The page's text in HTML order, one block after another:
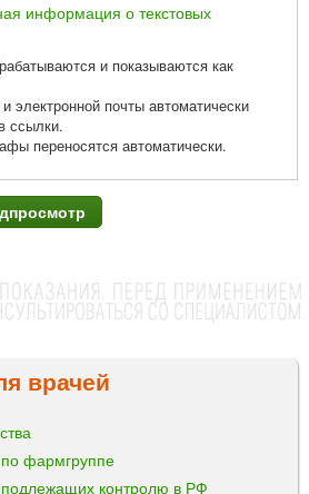
информация о текстовых
и показываются как
электронной почты автоматически
ссылки.
переносятся автоматически.
врачей
фармгруппе
контролю в РФ